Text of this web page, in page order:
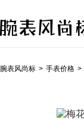
腕表风尚标 手表价格